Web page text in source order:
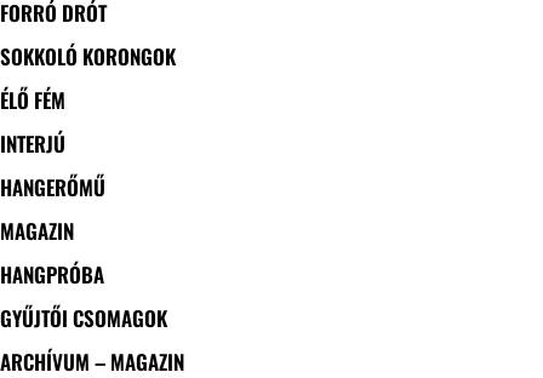
FORRÓ DRÓT
SOKKOLÓ KORONGOK
ÉLŐ FÉM
INTERJÚ
HANGERŐMŰ
MAGAZIN
HANGPRÓBA
GYŰJTŐI CSOMAGOK
ARCHÍVUM – MAGAZIN